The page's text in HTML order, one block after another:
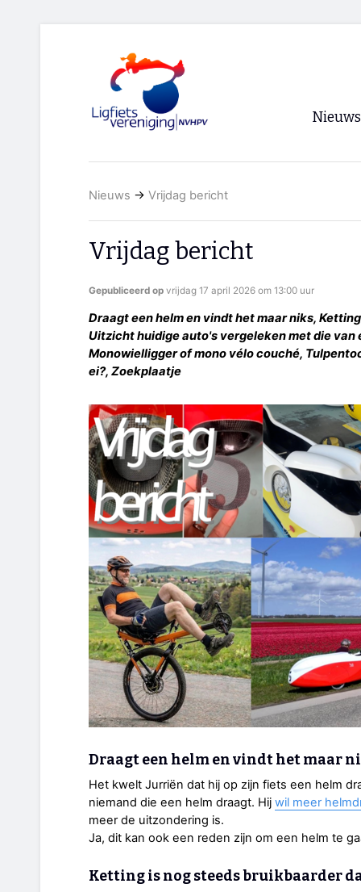
Nieuws
Nieuws → Vrijdag bericht
Vrijdag bericht
Gepubliceerd op vrijdag 17 april 2026 om 13:00 uur
Draagt een helm en vindt het maar niks,
Uitzicht huidige auto's vergeleken met die
Monowielligger of mono vélo couché,
ei?, Zoekplaatje
Draagt een helm en vindt het maar
Het kwelt Jurriën dat hij op zijn fiets een helm
niemand die een helm draagt. Hij wil meer
meer de uitzondering is.
Ja, dit kan ook een reden zijn om een helm te
Ketting is nog steeds bruikbaarder